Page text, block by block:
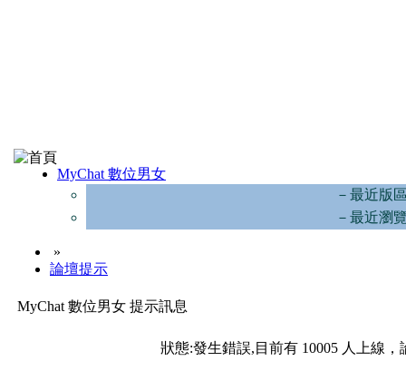
MyChat 數位男女
－最近版
－最近瀏
»
論壇提示
MyChat 數位男女 提示訊息
狀態:發生錯誤,目前有 10005 人上線